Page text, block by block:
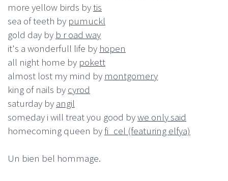
more yellow birds bytis
sea of teeth by pumuckl
gold day by b r oad way
it's a wonderfull life by hopen
all night home by pokett
almost lost my mind by montgomery
king of nails by cyrod
saturday by angil
someday i will treat you good bywe only said
homecoming queen byfi_cel (featuring elfya)
Un bien bel hommage.